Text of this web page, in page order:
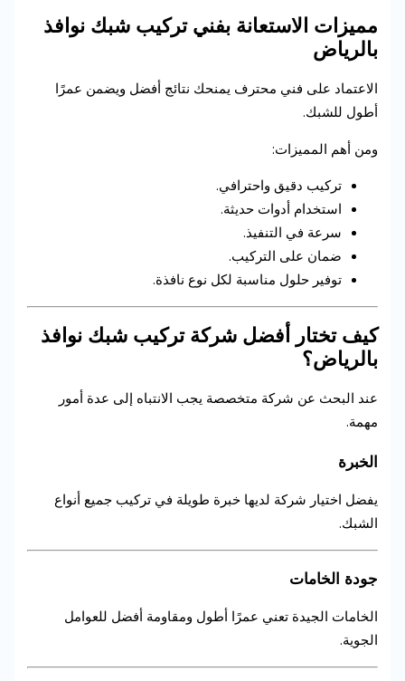
مميزات الاستعانة بفني تركيب شبك نوافذ
بالرياض
الاعتماد على فني محترف يمنحك نتائج أفضل ويضمن عمرًا
أطول للشبك.
ومن أهم المميزات:
تركيب دقيق واحترافي.
استخدام أدوات حديثة.
سرعة في التنفيذ.
ضمان على التركيب.
توفير حلول مناسبة لكل نوع نافذة.
كيف تختار أفضل شركة تركيب شبك نوافذ
بالرياض؟
عند البحث عن شركة متخصصة يجب الانتباه إلى عدة أمور
مهمة.
الخبرة
يفضل اختيار شركة لديها خبرة طويلة في تركيب جميع أنواع
الشبك.
جودة الخامات
الخامات الجيدة تعني عمرًا أطول ومقاومة أفضل للعوامل
الجوية.